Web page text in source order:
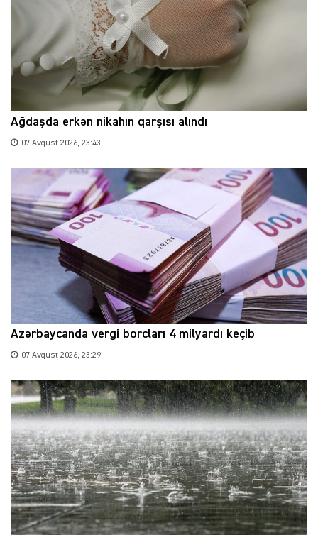
Ağdaşda erkən nikahın qarşısı alındı
07 Avqust 2026, 23:43
Azərbaycanda vergi borcları 4 milyardı keçib
07 Avqust 2026, 23:29